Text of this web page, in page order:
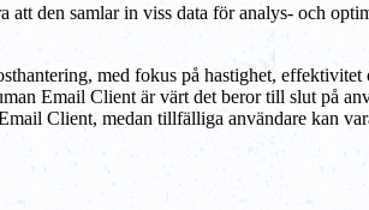
den samlar in viss data för analys- och
med fokus på hastighet,
Email Client är värt det beror till slut på
Client, medan tillfälliga användare kan